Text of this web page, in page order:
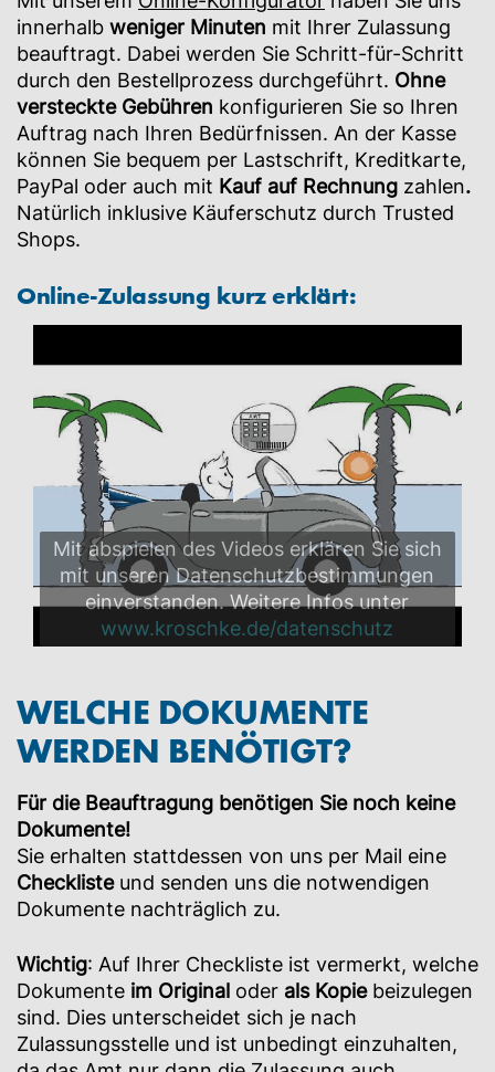
innerhalb weniger Minuten mit Ihrer Zulassung
beauftragt. Dabei werden Sie Schritt-für-Schritt
durch den Bestellprozess durchgeführt. Ohne
versteckte Gebühren konfigurieren Sie so Ihren
Auftrag nach Ihren Bedürfnissen. An der Kasse
können Sie bequem per Lastschrift, Kreditkarte,
PayPal oder auch mit Kauf auf Rechnung zahlen.
Natürlich inklusive Käuferschutz durch Trusted
Shops.
Online-Zulassung kurz erklärt:
Mit abspielen des Videos erklären Sie sich
mit unseren Datenschutzbestimmungen
einverstanden. Weitere Infos unter
www.kroschke.de/datenschutz
WELCHE DOKUMENTE
WERDEN BENÖTIGT?
Für die Beauftragung benötigen Sie noch keine
Dokumente!
Sie erhalten stattdessen von uns per Mail eine
Checklisteund senden uns die notwendigen
Dokumente nachträglich zu.
Wichtig: Auf Ihrer Checkliste ist vermerkt, welche
Dokumente im Original oder als Kopiebeizulegen
sind. Dies unterscheidet sich je nach
Zulassungsstelle und ist unbedingt einzuhalten,